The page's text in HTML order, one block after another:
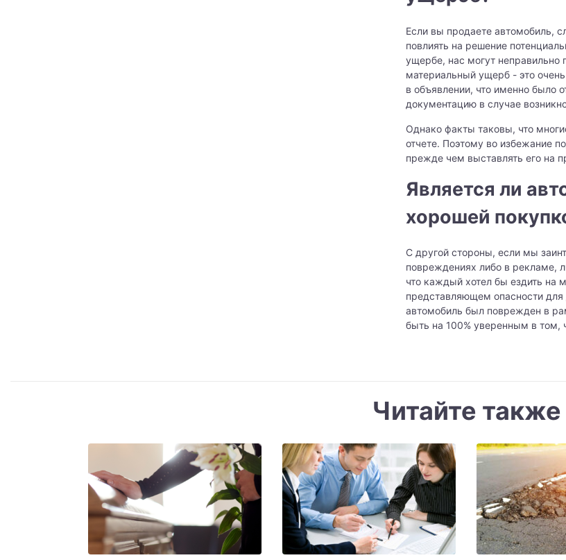
Если вы продаете автомобиль,
повлиять на решение
ущербе, нас могут неправильно
материальный ущерб - это
в объявлении, что именно было
документацию в случае
Однако факты таковы, что
отчете. Поэтому во избежание
прежде чем выставлять его на
Является ли
хорошей
С другой стороны, если мы
повреждениях либо в рекламе,
что каждый хотел бы ездить на
представляющем опасности
автомобиль был поврежден в
быть на 100% уверенным в том,
Читайте также